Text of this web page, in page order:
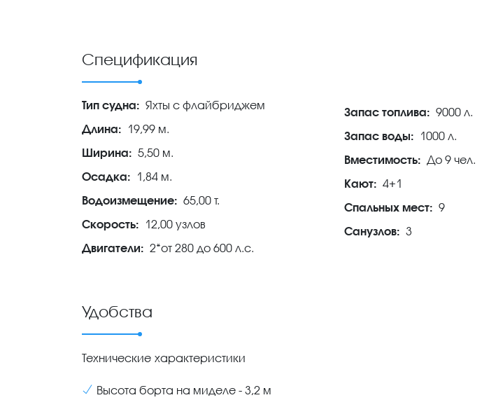
Спецификация
Тип судна: Яхты с флайбриджем
Длина: 19,99 м.
Ширина: 5,50 м.
Осадка: 1,84 м.
Водоизмещение: 65,00 т.
Скорость: 12,00 узлов
Двигатели: 2*от 280 до 600 л.с.
Запас топлива: 9000 л.
Запас воды: 1000 л.
Вместимость: До 9 чел.
Кают: 4+1
Спальных мест: 9
Санузлов: 3
Удобства
Технические характеристики
Высота борта на миделе - 3,2 м